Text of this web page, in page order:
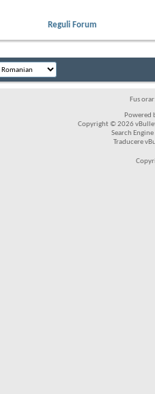
Reguli Forum
Fus
Powered
Copyright © 2026
Search
Traducere